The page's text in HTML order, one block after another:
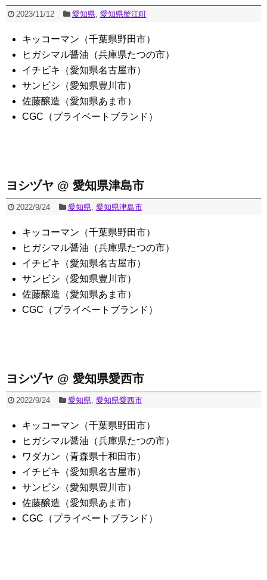
2023/11/12 愛知県, 愛知県蟹江町
キッコーマン（千葉県野田市）
ヒガシマル醤油（兵庫県たつの市）
イチビキ（愛知県名古屋市）
サンビシ（愛知県豊川市）
佐藤醸造（愛知県あま市）
CGC（プライベートブランド）
ヨシヅヤ @ 愛知県津島市
2022/9/24 愛知県, 愛知県津島市
キッコーマン（千葉県野田市）
ヒガシマル醤油（兵庫県たつの市）
イチビキ（愛知県名古屋市）
サンビシ（愛知県豊川市）
佐藤醸造（愛知県あま市）
CGC（プライベートブランド）
ヨシヅヤ @ 愛知県愛西市
2022/9/24 愛知県, 愛知県愛西市
キッコーマン（千葉県野田市）
ヒガシマル醤油（兵庫県たつの市）
ワダカン（青森県十和田市）
イチビキ（愛知県名古屋市）
サンビシ（愛知県豊川市）
佐藤醸造（愛知県あま市）
CGC（プライベートブランド）